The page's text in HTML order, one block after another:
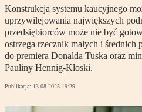
Konstrukcja systemu kaucyjnego
uprzywilejowania największych
przedsiębiorców może nie być
ostrzega rzecznik małych i
do premiera Donalda Tuska oraz
Pauliny Hennig-Kloski.
Publikacja: 13.08.2025 19:29